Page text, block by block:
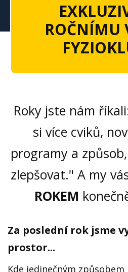
ROČNÍMU
Roky jste nám
si více cviků,
programy a
zlepšovat." A my
ROKEM
Za poslední rok jsme
prostor...
Kde jedinečným